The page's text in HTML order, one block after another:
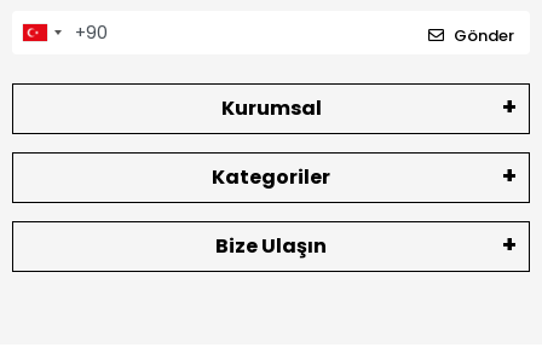
Gönder
Kurumsal
Kategoriler
Bize Ulaşın